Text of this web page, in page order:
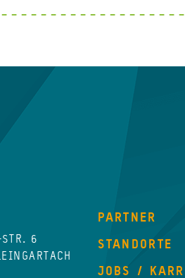
STR. 6
PARTNER
STANDORTE
JOBS /